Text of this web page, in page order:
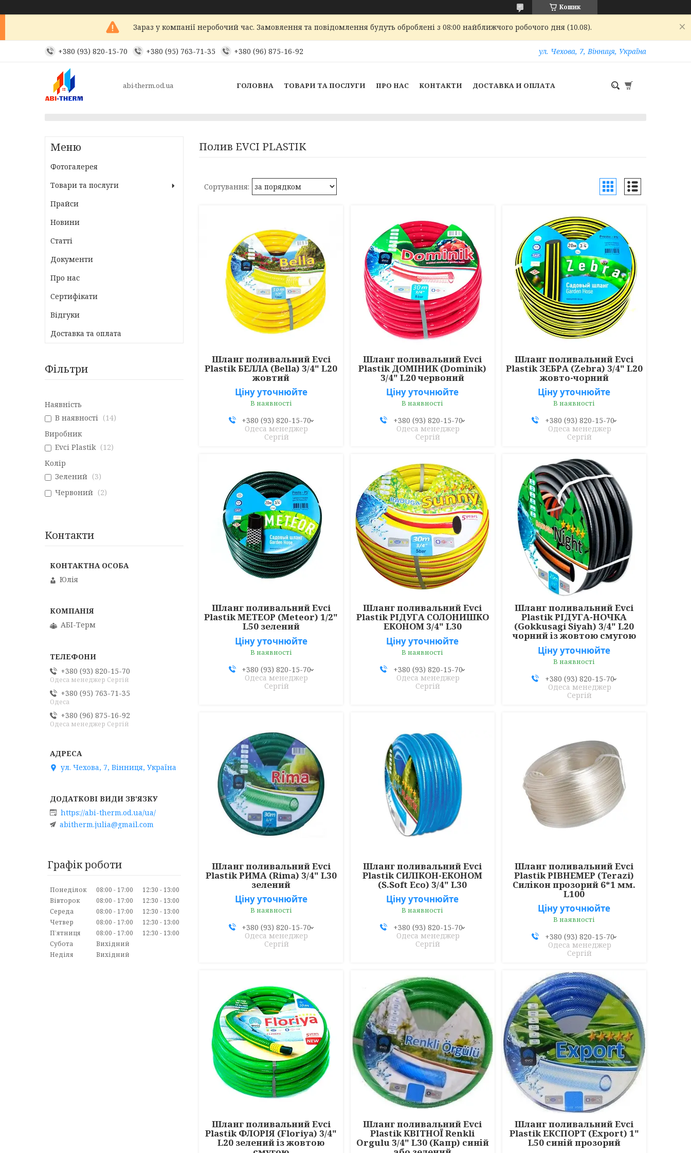
Кошик
Зараз у компанії неробочий час. Замовлення та повідомлення будуть оброблені з 08:00 найближчого робочого дня (10.08).
+380 (93) 820-15-70 +380 (95) 763-71-35 +380 (96) 875-16-92 ул. Чехова, 7, Вінниця, Україна
abi-therm.od.ua ГОЛОВНА ТОВАРИ ТА ПОСЛУГИ ПРО НАС КОНТАКТИ ДОСТАВКА И ОПЛАТА
Полив EVCI PLASTIK
Шланг поливальний Evci
Plastik БЕЛЛА (Bella) 3/4" L20
жовтий
Ціну уточнюйте
В наявності
+380 (93) 820-15-70
Одеса менеджер
Сергій
Шланг поливальний Evci
Plastik ДОМІНИК (Dominik)
3/4" L20 червоний
Ціну уточнюйте
В наявності
+380 (93) 820-15-70
Одеса менеджер
Сергій
Шланг поливальний Evci
Plastik ЗЕБРА (Zebra) 3/4" L20
жовто-чорний
Ціну уточнюйте
В наявності
+380 (93) 820-15-70
Одеса менеджер
Сергій
Шланг поливальний Evci
Plastik МЕТЕОР (Meteor) 1/2"
L50 зелений
Ціну уточнюйте
В наявності
+380 (93) 820-15-70
Одеса менеджер
Сергій
Шланг поливальний Evci
Plastik РІДУГА СОЛОНИШКО
ЕКОНОМ 3/4" L30
Ціну уточнюйте
В наявності
+380 (93) 820-15-70
Одеса менеджер
Сергій
Шланг поливальний Evci
Plastik РІДУГА-НОЧКА
(Gokkusagi Siyah) 3/4" L20
чорний із жовтою смугою
Ціну уточнюйте
В наявності
+380 (93) 820-15-70
Одеса менеджер
Сергій
Шланг поливальний Evci
Plastik РИМА (Rima) 3/4" L30
зелений
Ціну уточнюйте
В наявності
+380 (93) 820-15-70
Одеса менеджер
Сергій
Шланг поливальний Evci
Plastik СИЛІКОН-ЕКОНОМ
(S.Soft Eco) 3/4" L30
Ціну уточнюйте
В наявності
+380 (93) 820-15-70
Одеса менеджер
Сергій
Шланг поливальний Evci
Plastik РІВНЕМЕР (Terazi)
Силікон прозорий 6*1 мм.
L100
Ціну уточнюйте
В наявності
+380 (93) 820-15-70
Одеса менеджер
Сергій
Шланг поливальний Evci
Plastik ФЛОРІЯ (Floriya) 3/4"
L20 зелений із жовтою
Шланг поливальний Evci
Plastik КВІТНОЇ Renkli
Orgulu 3/4" L30 (Капр) синій
Шланг поливальний Evci
Plastik ЕКСПОРТ (Export) 1"
L50 синій прозорий
Фотогалерея
Товари та послуги
Прайси
Новини
Статті
Документи
Про нас
Сертифікати
Відгуки
Доставка та оплата
Фільтри
Наявність
В наявності
14
Виробник
Evci Plastik
12
Колір
Зелений
3
Червоний
2
Контакти
Юлія
АБІ-Терм
+380 (93) 820-15-70
Одеса менеджер Сергій
+380 (95) 763-71-35
Одеса
+380 (96) 875-16-92
Одеса менеджер Сергій
ул. Чехова, 7, Вінниця, Україна
https://abi-therm.od.ua/ua/
abitherm.julia@gmail.com
Графік роботи
Понеділок 08:00 17:00 12:30
13:00
Вівторок
08:00 17:00 12:30
13:00
Середа
08:00 17:00 12:30
13:00
Четвер
08:00 17:00 12:30
13:00
Пʼятниця
08:00 17:00 12:30
13:00
Субота
Вихідний
Неділя
Вихідний